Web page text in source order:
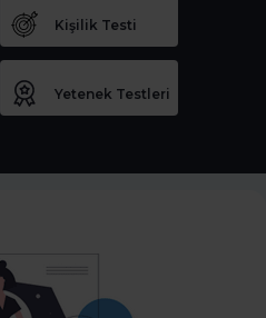
Kişilik Testi
Yetenek Testleri